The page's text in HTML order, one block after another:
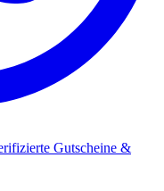
Gutscheine &